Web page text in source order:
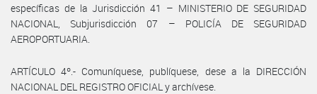
específicas de la Jurisdicción 41 – MINISTERIO DE SEGURIDAD
NACIONAL, Subjurisdicción 07 – POLICÍA DE SEGURIDAD
AEROPORTUARIA.
ARTÍCULO 4º.- Comuníquese, publíquese, dese a la DIRECCIÓN
NACIONAL DEL REGISTRO OFICIAL y archívese.